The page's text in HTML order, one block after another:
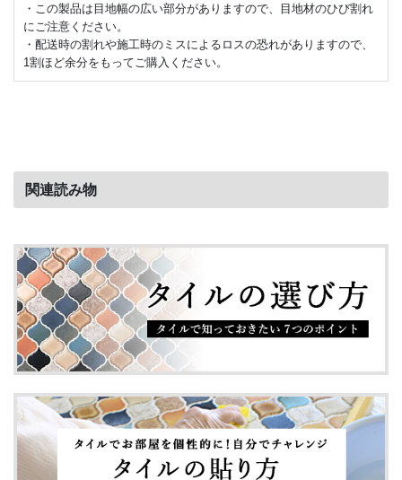
・この製品は目地幅の広い部分がありますので、目地材のひび割れ
にご注意ください。
・配送時の割れや施工時のミスによるロスの恐れがありますので、
1割ほど余分をもってご購入ください。
関連読み物